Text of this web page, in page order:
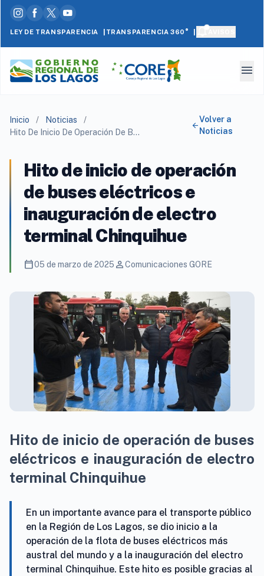
LEY DE TRANSPARENCIA | TRANSPARENCIA 360°
menu
Inicio / Noticias
/
Hito De Inicio De Operación De Buses Eléctricos E Inauguración De Electro Terminal Chinquihue
arrow_back
Volver a
Noticias
Hito de inicio de operación
de buses eléctricos e
inauguración de electro
terminal Chinquihue
calendar_today05 de marzo de 2025 personComunicaciones GORE
Hito de inicio de operación de buses
eléctricos e inauguración de electro
terminal Chinquihue
En un importante avance para el transporte público
en la Región de Los Lagos, se dio inicio a la
operación de la flota de buses eléctricos más
austral del mundo y a la inauguración del electro
terminal Chinquihue. Este hito es posible gracias al